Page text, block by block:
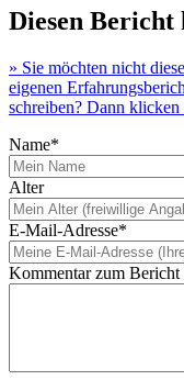
Diesen
» Sie möchten nicht
eigenen
schreiben? Dann klicken
Name*
Alter
E-Mail-Adresse*
Kommentar zum